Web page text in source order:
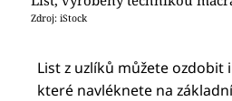
Zdroj: iStock
List z uzlíků můžete ozdobit
které navléknete na